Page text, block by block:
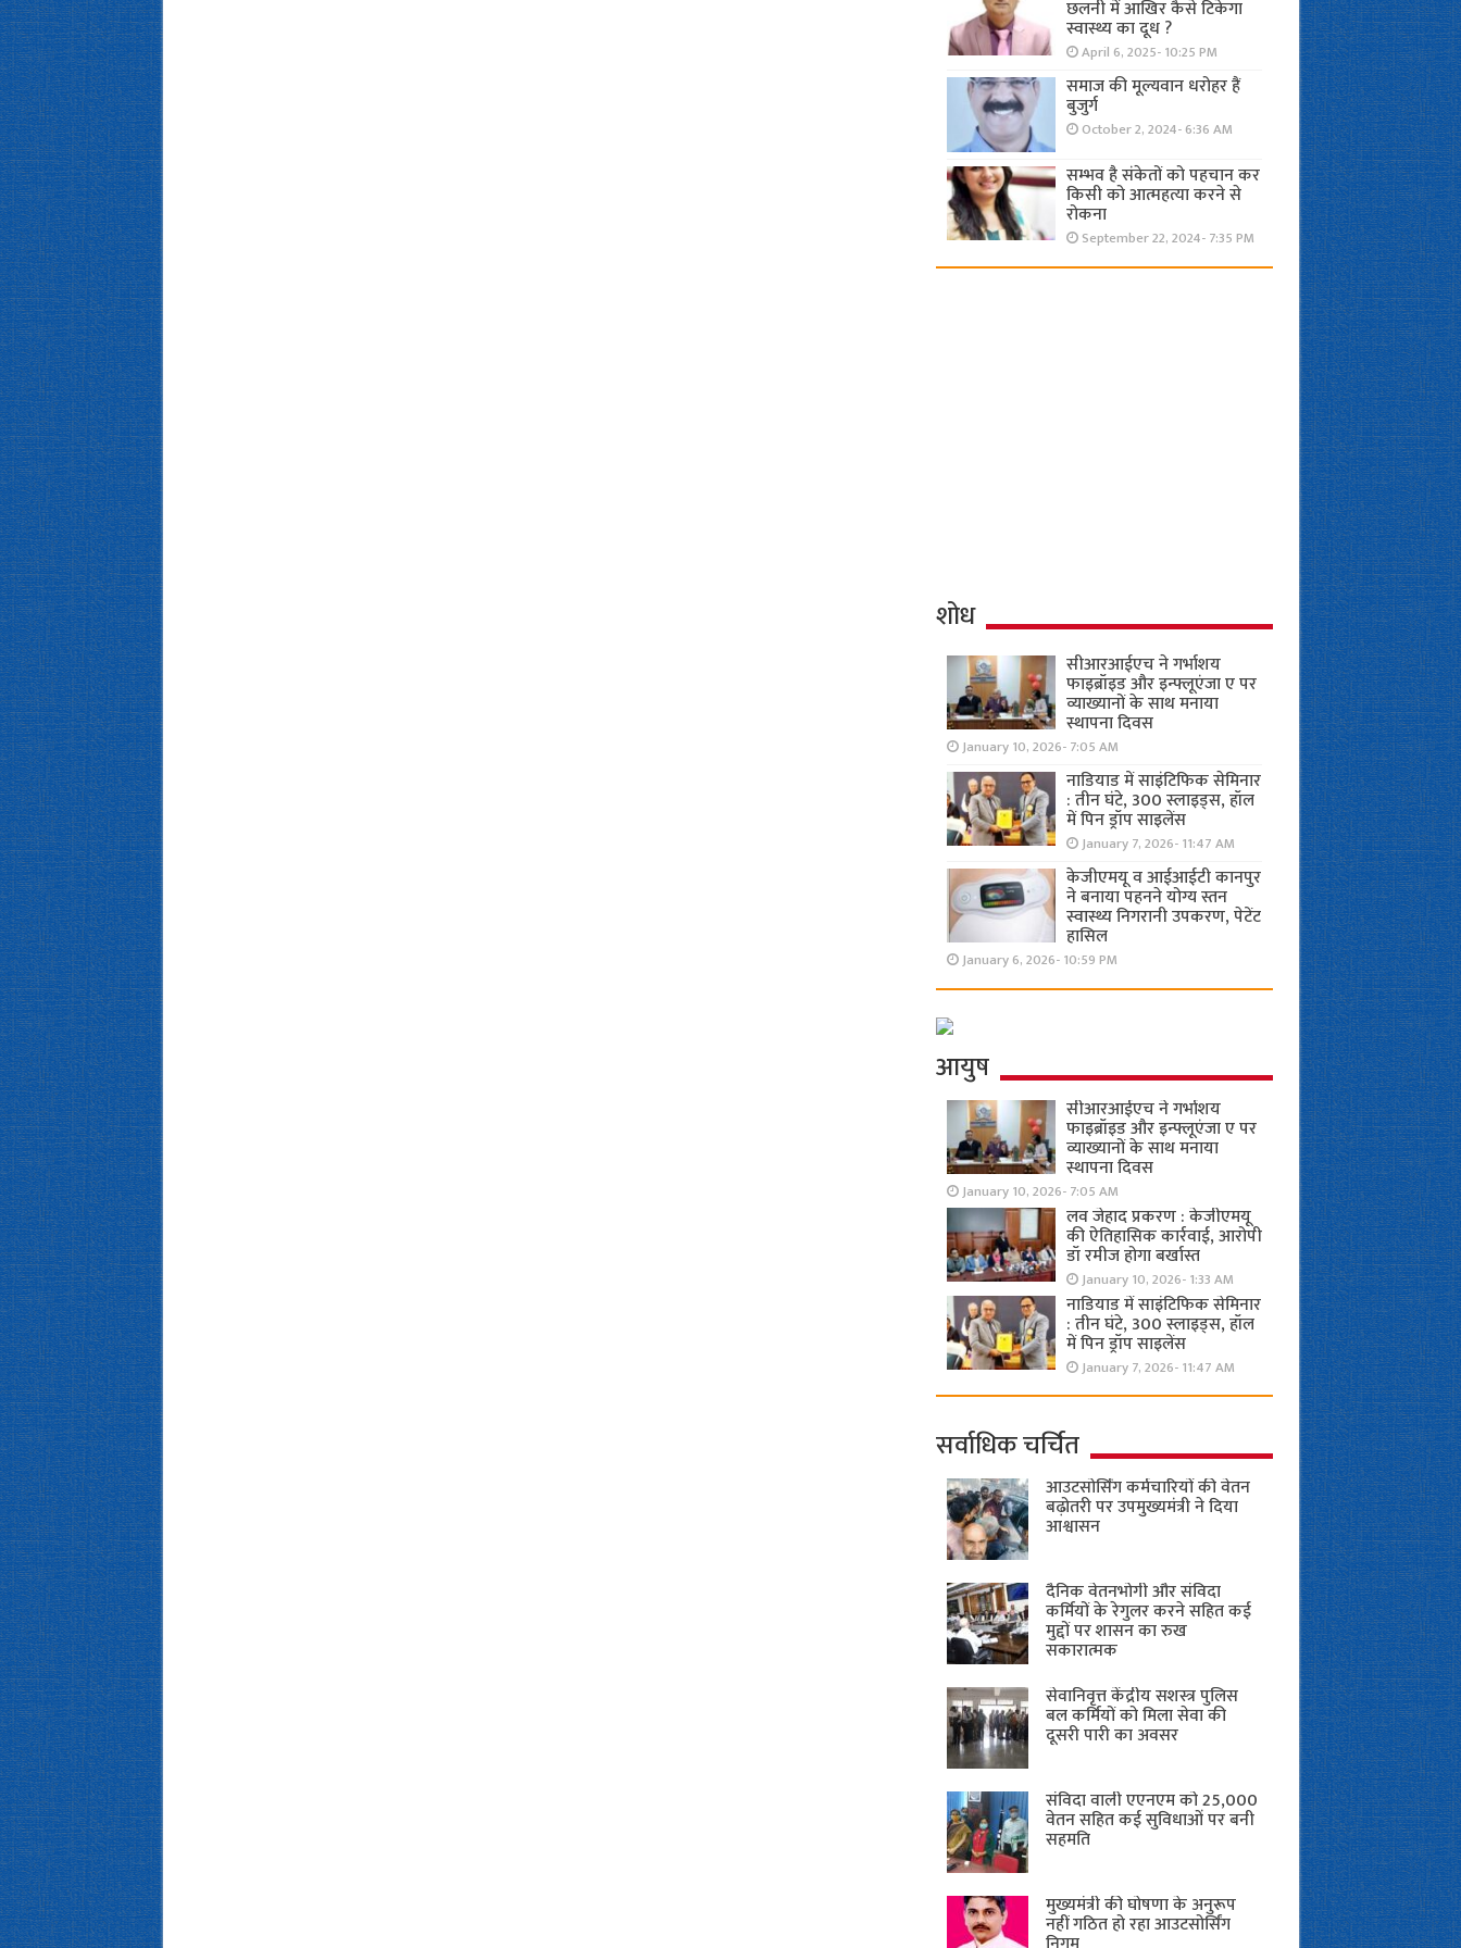
छलनी में आखिर कैसे टिकेगा
स्वास्थ्य का दूध ?
April 6, 2025- 10:25 PM
समाज की मूल्यवान धरोहर हैं
बुजुर्ग
October 2, 2024- 6:36 AM
सम्भव है संकेतों को पहचान कर
किसी को आत्महत्या करने से
रोकना
September 22, 2024- 7:35 PM
शोध
सीआरआईएच ने गर्भाशय
फाइब्रॉइड और इन्फ्लूएंजा ए पर
व्याख्यानों के साथ मनाया
स्थापना दिवस
January 10, 2026- 7:05 AM
नाडियाड में साइंटिफिक सेमिनार
: तीन घंटे, 300 स्लाइड्स, हॉल
में पिन ड्रॉप साइलेंस
January 7, 2026- 11:47 AM
केजीएमयू व आईआईटी कानपुर
ने बनाया पहनने योग्य स्तन
स्वास्थ्य निगरानी उपकरण, पेटेंट
हासिल
January 6, 2026- 10:59 PM
आयुष
सीआरआईएच ने गर्भाशय
फाइब्रॉइड और इन्फ्लूएंजा ए पर
व्याख्यानों के साथ मनाया
स्थापना दिवस
January 10, 2026- 7:05 AM
लव जेहाद प्रकरण : केजीएमयू
की ऐतिहासिक कार्रवाई, आरोपी
डॉ रमीज होगा बर्खास्त
January 10, 2026- 1:33 AM
नाडियाड में साइंटिफिक सेमिनार
: तीन घंटे, 300 स्लाइड्स, हॉल
में पिन ड्रॉप साइलेंस
January 7, 2026- 11:47 AM
सर्वाधिक चर्चित
आउटसोर्सिंग कर्मचारियों की वेतन
बढ़ोतरी पर उपमुख्यमंत्री ने दिया
आश्वासन
दैनिक वेतनभोगी और संविदा
कर्मियों के रेगुलर करने सहित कई
मुद्दों पर शासन का रुख
सकारात्मक
सेवानिवृत्त केंद्रीय सशस्त्र पुलिस
बल ​कर्मियों को मिला सेवा की
दूसरी पारी का अवसर
संविदा वाली एएनएम को 25,000
वेतन सहित कई सुविधाओं पर बनी
सहमति
मुख्यमंत्री की घोषणा के अनुरूप
नहीं गठित हो रहा आउटसोर्सिंग